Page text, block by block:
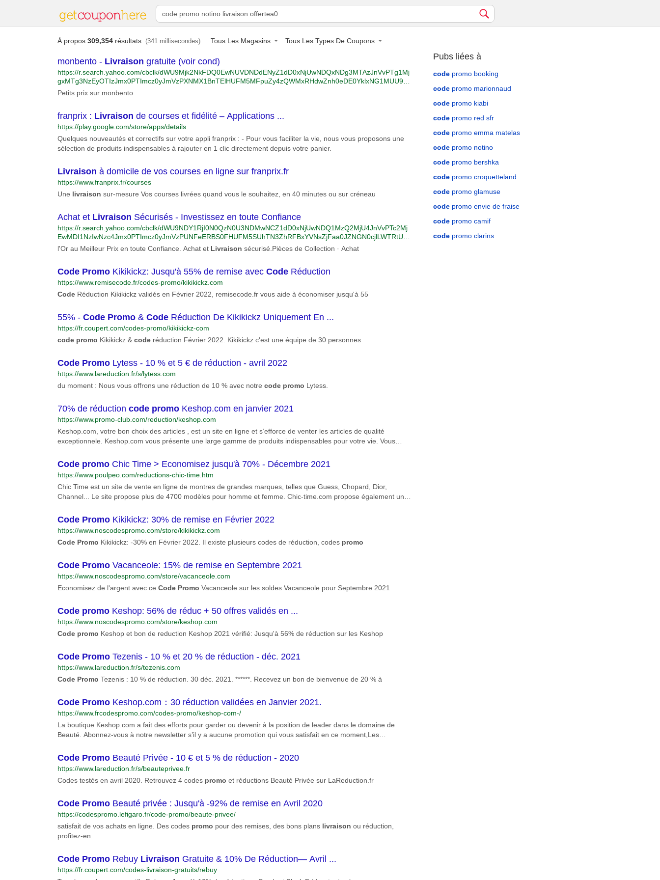
À propos 309,354 résultats (341 millisecondes) Tous Les Magasins Tous Les Types De Coupons
monbento - Livraison gratuite (voir cond)
https://r.search.yahoo.com/cbclk/dWU9Mjk2NkFDQ0EwNUVDNDdENyZ1dD0xNjUwNDQxNDg3MTAzJnVvPTg1Mj
gxMTg3NzEyOTIzJmx0PTImcz0yJmVzPXNMX1BnTElHUFM5MFpuZy4zQWMxRHdwZnh0eDE0YklxNG1MUU9X
WFFKQldLRjNFLQ--/RV=2/RE=1650470287/RO=10/RU=https%3a%2f%2fwww.bing.com%2faclick%3fld%3de8eS
xVKr8GkHX-5bVYndfbXTVUCUyagpqkQlcnCXzOcH7WECKHRGfU3XUnZOo6SstH0Lng8M1cG3gTtCA-FMxOr-zz
m8M%26u%3daHR0cHMlM2ElMmYlMmZ3d3cuYW1hem9uLmZyJTJmcyUyZiUzZmllJTNkVVRGOCUyNmtleXdvc
mRzJTNkbW9uYmVudG8lMjZpbmRleCUzZGFwcyUyNnRhZyUzZGh5ZGZybXNuLTIxJTI2cmVmJTNkcGRfc2xfMX
MyUyNmh2bmV0dyUzZHMlMjZodnFtdCUzZGUlMjZodmJtdCUzZGJlJTI2aHZkZXYlM2RjJTI2aHZsb2NpbnQlM2Ql
MjZodmxvY3BoeSUzZDEyNjEwMSUyNmh2dGFyZ2lkJTNka3dkLTg1MjgxNDU0MzYxNzUwJTNhbG9jLTY2JTI2aH
n5Fdnn7kHXHxWmg-
Petits prix sur monbento
franprix : Livraison de courses et fidélité – Applications ...
https://play.google.com/store/apps/details
Quelques nouveautés et correctifs sur votre appli franprix : - Pour vous faciliter la vie, nous vous proposons une
sélection de produits indispensables à rajouter en 1 clic directement depuis votre panier.
Livraison à domicile de vos courses en ligne sur franprix.fr
https://www.franprix.fr/courses
Une livraison sur-mesure Vos courses livrées quand vous le souhaitez, en 40 minutes ou sur créneau
Achat et Livraison Sécurisés - Investissez en toute Confiance
https://r.search.yahoo.com/cbclk/dWU9NDY1RjI0N0QzN0U3NDMwNCZ1dD0xNjUwNDQ1MzQ2MjU4JnVvPTc2Mj
EwMDI1NzIwNzc4Jmx0PTImcz0yJmVzPUNFeERBS0FHUFM5SUhTN3ZhRFBxYVNsZjFaa0JZNGN0cjlLWTRtU1J
YdUtiSHpnLQ--/RV=2/RE=1650474146/RO=10/RU=https%3a%2f%2fwww.bing.com%2faclick%3fld%3de8co6WcX
3daHR0cHMlM2ElMmYlMmZ3d3cuYWNoZXRlci1vci1hcmdlbnQuZnIlMmYlM2Ztc2Nsa2lkJTNkYjQwYzBlMGZlMW
EyMTIxMDEyODM2YzUwMmQ4MDVkYTUlMjZ1dG1fc291cmNlJTNkYmluZyUyNnV0bV9tZWRpdW0lM2RjcGMlMj
2dXRtX3Rlcm0lM2RhY2hhdCUyNTIwb3IlMjUyMGVuJTI1MjBsaWduZSUyNnV0bV9jb250ZW50JTNkQWNoYXQlMj
l'Or au Meilleur Prix en toute Confiance. Achat et Livraison sécurisé.Pièces de Collection · Achat
Code Promo Kikikickz: Jusqu'à 55% de remise avec Code Réduction
https://www.remisecode.fr/codes-promo/kikikickz.com
Code Réduction Kikikickz validés en Février 2022, remisecode.fr vous aide à économiser jusqu'à 55
55% - Code Promo & Code Réduction De Kikikickz Uniquement En ...
https://fr.coupert.com/codes-promo/kikikickz-com
code promo Kikikickz & code réduction Février 2022. Kikikickz c'est une équipe de 30 personnes
Code Promo Lytess - 10 % et 5 € de réduction - avril 2022
https://www.lareduction.fr/s/lytess.com
du moment : Nous vous offrons une réduction de 10 % avec notre code promo Lytess.
70% de réduction code promo Keshop.com en janvier 2021
https://www.promo-club.com/reduction/keshop.com
Keshop.com, votre bon choix des articles , est un site en ligne et s’efforce de venter les articles de qualité
exceptionnele. Keshop.com vous présente une large gamme de produits indispensables pour votre vie. Vous
Code promo Chic Time > Economisez jusqu'à 70% - Décembre 2021
https://www.poulpeo.com/reductions-chic-time.htm
Chic Time est un site de vente en ligne de montres de grandes marques, telles que Guess, Chopard, Dior,
Channel... Le site propose plus de 4700 modèles pour homme et femme. Chic-time.com propose également un
forcément...
Code Promo Kikikickz: 30% de remise en Février 2022
https://www.noscodespromo.com/store/kikikickz.com
Code Promo Kikikickz: -30% en Février 2022. Il existe plusieurs codes de réduction, codes promo
Code Promo Vacanceole: 15% de remise en Septembre 2021
https://www.noscodespromo.com/store/vacanceole.com
Economisez de l'argent avec ce Code Promo Vacanceole sur les soldes Vacanceole pour Septembre 2021
Code promo Keshop: 56% de réduc + 50 offres validés en ...
https://www.noscodespromo.com/store/keshop.com
Code promo Keshop et bon de reduction Keshop 2021 vérifié: Jusqu'à 56% de réduction sur les Keshop
Code Promo Tezenis - 10 % et 20 % de réduction - déc. 2021
https://www.lareduction.fr/s/tezenis.com
Code Promo Tezenis : 10 % de réduction. 30 déc. 2021. ******. Recevez un bon de bienvenue de 20 % à
Code Promo Keshop.com：30 réduction validées en Janvier 2021.
https://www.frcodespromo.com/codes-promo/keshop-com-/
La boutique Keshop.com a fait des efforts pour garder ou devenir à la position de leader dans le domaine de
Beauté. Abonnez-vous à notre newsletter s’il y a aucune promotion qui vous satisfait en ce moment,Les
Code Promo Beauté Privée - 10 € et 5 % de réduction - 2020
https://www.lareduction.fr/s/beauteprivee.fr
Codes testés en avril 2020. Retrouvez 4 codes promo et réductions Beauté Privée sur LaReduction.fr
Code Promo Beauté privée : Jusqu'à -92% de remise en Avril 2020
https://codespromo.lefigaro.fr/code-promo/beaute-privee/
satisfait de vos achats en ligne. Des codes promo pour des remises, des bons plans livraison ou réduction,
profitez-en.
Code Promo Rebuy Livraison Gratuite & 10% De Réduction— Avril ...
https://fr.coupert.com/codes-livraison-gratuits/rebuy
Pubs liées à
code promo booking
code promo marionnaud
code promo kiabi
code promo red sfr
code promo emma matelas
code promo notino
code promo bershka
code promo croquetteland
code promo glamuse
code promo envie de fraise
code promo camif
code promo clarins